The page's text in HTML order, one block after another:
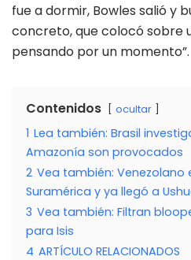
fue a dormir, Bowles salió y
concreto, que colocó sobre
pensando por un momento”.
Contenidos ocultar
1 Lea también: Brasil
Amazonía son provocados
2 Vea también:
Suramérica y ya llegó a
3 Vea también: Filtran
para Isis
4 ARTÍCULO RELACIONADOS